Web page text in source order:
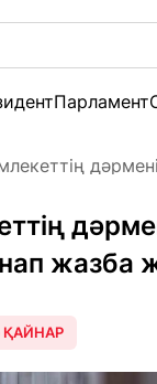
Парламент
ҚАЙНАР